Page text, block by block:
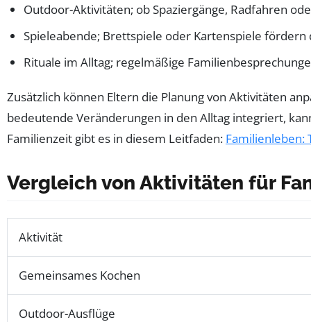
Outdoor-Aktivitäten; ob Spaziergänge, Radfahren
Spieleabende; Brettspiele oder Kartenspiele
Rituale im Alltag; regelmäßige
Zusätzlich können Eltern die Planung von Aktivitäten
bedeutende Veränderungen in den Alltag integriert,
Familienzeit gibt es in diesem Leitfaden: Familienleben:
Vergleich von Aktivitäten für
Aktivität
Gemeinsames Kochen
Outdoor-Ausflüge